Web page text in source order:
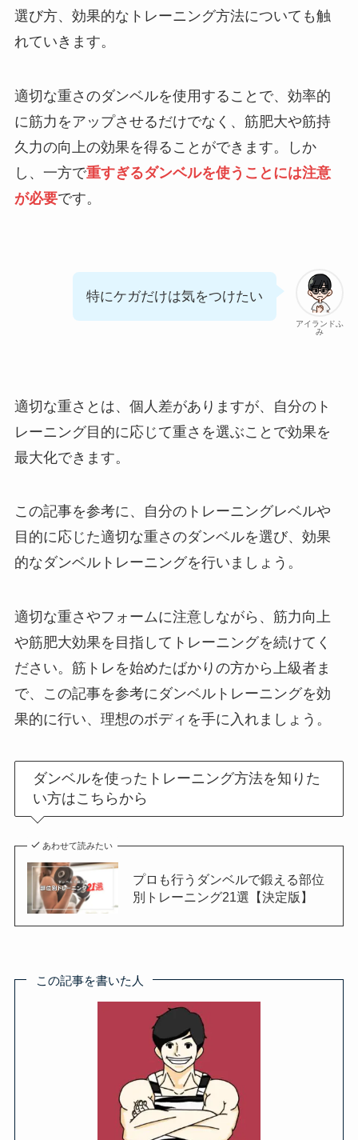
選び方、効果的なトレーニング方法についても触
れていきます。
適切な重さのダンベルを使用することで、効率的
に筋力をアップさせるだけでなく、筋肥大や筋持
久力の向上の効果を得ることができます。しか
し、一方で重すぎるダンベルを使うことには注意
が必要です。
アイランドふ
み
特にケガだけは気をつけたい
適切な重さとは、個人差がありますが、自分のト
レーニング目的に応じて重さを選ぶことで効果を
最大化できます。
この記事を参考に、自分のトレーニングレベルや
目的に応じた適切な重さのダンベルを選び、効果
的なダンベルトレーニングを行いましょう。
適切な重さやフォームに注意しながら、筋力向上
や筋肥大効果を目指してトレーニングを続けてく
ださい。筋トレを始めたばかりの方から上級者ま
で、この記事を参考にダンベルトレーニングを効
果的に行い、理想のボディを手に入れましょう。
ダンベルを使ったトレーニング方法を知りた
い方はこちらから
あわせて読みたい
プロも行うダンベルで鍛える部位
別トレーニング21選【決定版】
この記事を書いた人